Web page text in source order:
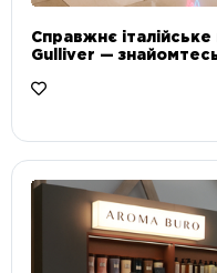
Справжнє
Gulliver —